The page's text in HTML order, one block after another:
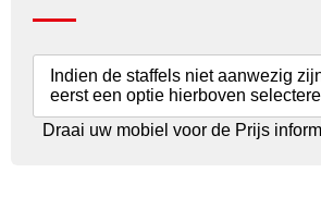
Fietssloten
Indien de staffels niet aanwezig
eerst een optie hierboven
Draai uw mobiel voor de Prijs